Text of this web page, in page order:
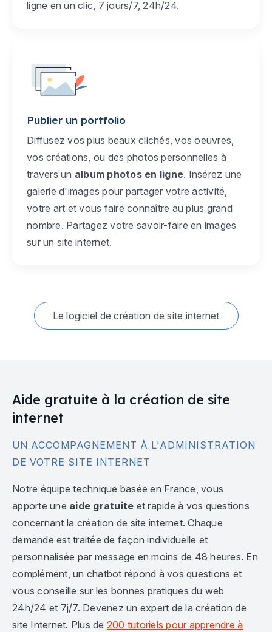
ligne en un clic, 7 jours/7, 24h/24.
Publier un portfolio
Diffusez vos plus beaux clichés, vos oeuvres,
vos créations, ou des photos personnelles à
travers un album photos en ligne. Insérez une
galerie d'images pour partager votre activité,
votre art et vous faire connaître au plus grand
nombre. Partagez votre savoir-faire en images
sur un site internet.
Le logiciel de création de site internet
Aide gratuite à la création de site
internet
UN ACCOMPAGNEMENT À L'ADMINISTRATION
DE VOTRE SITE INTERNET
Notre équipe technique basée en France, vous
apporte une aide gratuite et rapide à vos questions
concernant la création de site internet. Chaque
demande est traitée de façon individuelle et
personnalisée par message en moins de 48 heures. En
complément, un chatbot répond à vos questions et
vous conseille sur les bonnes pratiques du web
24h/24 et 7j/7. Devenez un expert de la création de
site Internet. Plus de 200 tutoriels pour apprendre à